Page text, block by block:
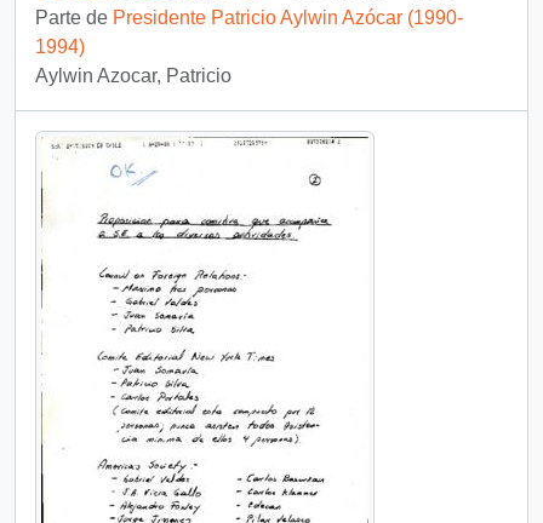
Parte de Presidente Patricio Aylwin Azócar (1990-
1994)
Aylwin Azocar, Patricio